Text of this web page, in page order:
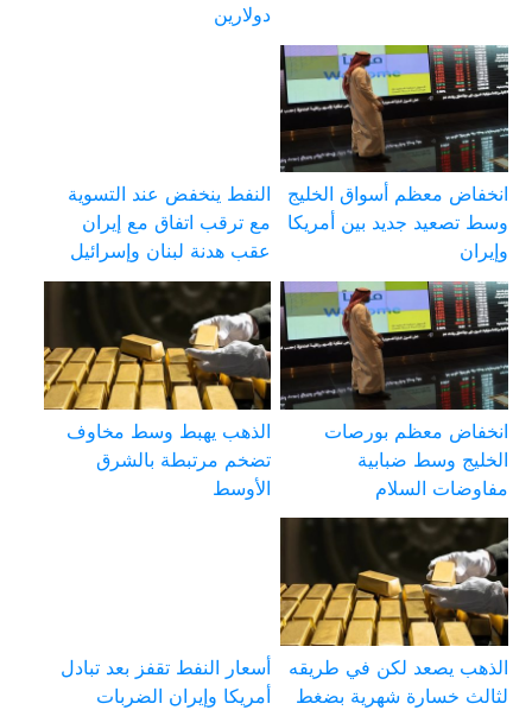
دولارين
انخفاض معظم أسواق الخليج
وسط تصعيد جديد بين أمريكا
وإيران
النفط ينخفض عند التسوية
مع ترقب اتفاق مع إيران
عقب هدنة لبنان وإسرائيل
انخفاض معظم بورصات
الخليج وسط ضبابية
مفاوضات السلام
الذهب يهبط وسط مخاوف
تضخم مرتبطة بالشرق
الأوسط
الذهب يصعد لكن في طريقه
لثالث خسارة شهرية بضغط
أسعار النفط تقفز بعد تبادل
أمريكا وإيران الضربات